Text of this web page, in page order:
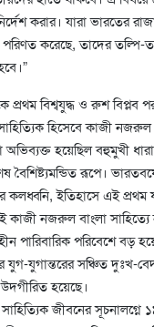
করার। যারা ভারতের
করেছে, তাদের তল্পি-
বিশ্বযুদ্ধ ও রুশ বিপ্লব
হিসেবে কাজী
হয়েছিল বহুমুখী
বৈশিষ্ট্যমন্ডিত রূপে।
কলধ্বনি, ইতিহাসে এই প্রথম
নজরুল বাংলা সাহিত্যে
পারিবারিক পরিবেশে বড়
যুগান্তরের সঞ্চিত দুঃখ-
হয়েছে।
জীবনের সূচনালগ্নে